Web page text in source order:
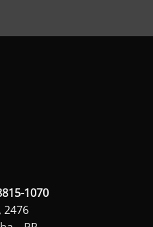
1070
2476